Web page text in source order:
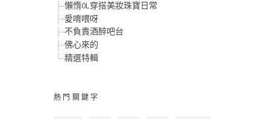
懶惰OL穿搭美妝珠寶日常
愛唷喂呀
不負責酒醉吧台
佛心來的
精選特輯
熱門關鍵字